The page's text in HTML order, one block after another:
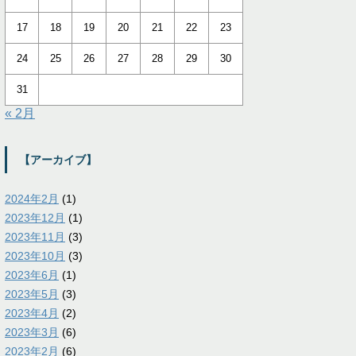
17 18 19 20 21 22 23
24 25 26 27 28 29 30
31
« 2月
【アーカイブ】
2024年2月 (1)
2023年12月 (1)
2023年11月 (3)
2023年10月 (3)
2023年6月 (1)
2023年5月 (3)
2023年4月 (2)
2023年3月 (6)
2023年2月 (6)